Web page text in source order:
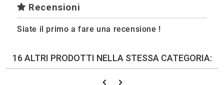
Recensioni
Siate il primo a fare una recensione !
16 ALTRI PRODOTTI NELLA STESSA CATEGORIA: